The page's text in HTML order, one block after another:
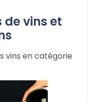
de vins et
vins en catégorie